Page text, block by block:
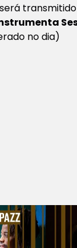
transmitido
no dia)